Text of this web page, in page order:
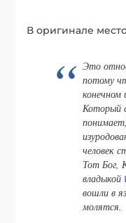
В оригинале
Это
потому
конечном
Который
человек
Тот Бог,
владыкой
вошли в
молятся.